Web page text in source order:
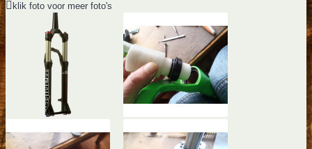
klik foto voor meer foto's